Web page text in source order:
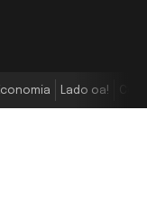
Lado oa!